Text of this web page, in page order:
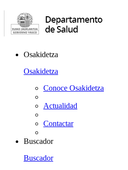
Osakidetza
Osakidetza
Conoce Osakidetza
Actualidad
Contactar
Buscador
Buscador